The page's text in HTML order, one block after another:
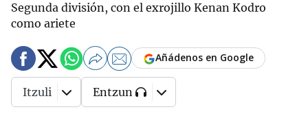
Segunda división, con el exrojillo Kenan Kodro
como ariete
Añádenos en Google
Itzuli Entzun